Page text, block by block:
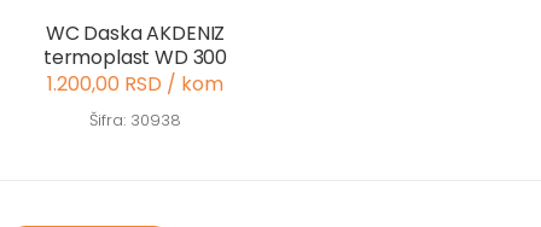
WC Daska AKDENIZ
termoplast WD 300
1.200,00 RSD / kom
Šifra: 30938